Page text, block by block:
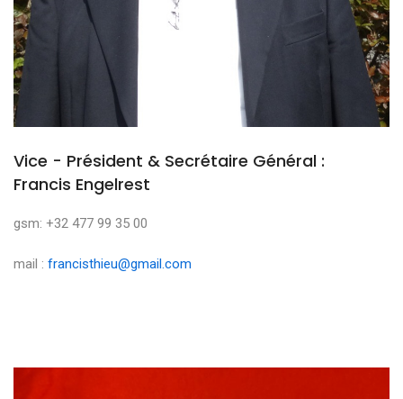
Vice - Président & Secrétaire Général :
Francis Engelrest
gsm: +32 477 99 35 00
mail : francisthieu@gmail.com